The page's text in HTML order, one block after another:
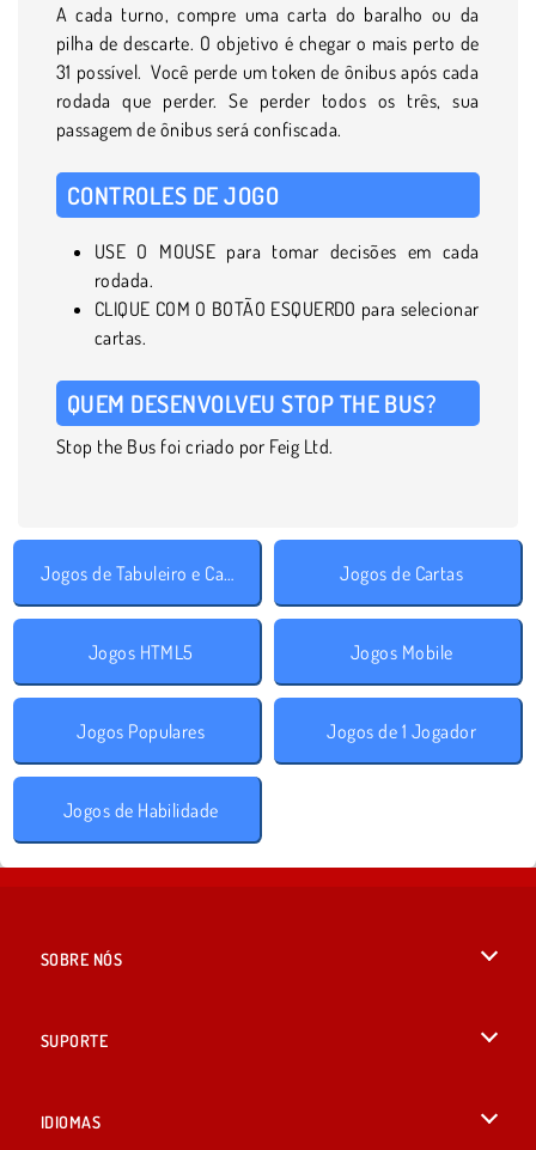
A cada turno, compre uma carta do baralho ou da
pilha de descarte. O objetivo é chegar o mais perto de
31 possível. Você perde um token de ônibus após cada
rodada que perder. Se perder todos os três, sua
passagem de ônibus será confiscada.
CONTROLES DE JOGO
USE O MOUSE para tomar decisões em cada
rodada.
CLIQUE COM O BOTÃO ESQUERDO para selecionar
cartas.
QUEM DESENVOLVEU STOP THE BUS?
Stop the Bus foi criado por Feig Ltd.
Jogos de Tabuleiro e Cartas Jogos de Cartas
Jogos HTML5 Jogos Mobile
Jogos Populares Jogos de 1 Jogador
Jogos de Habilidade
SOBRE NÓS
SUPORTE
IDIOMAS